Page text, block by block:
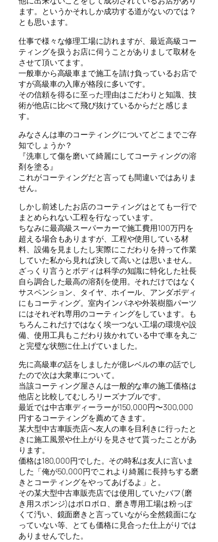
ます。というかそれしか成功する道がないのでは？
とも思います。
仕事で様々な修理工場に訪れますが、最近高級コー
ティングを扱うお店に伺うことがありまして取材を
させて頂いてます。
一般車から高級車まで施工を請け負っているお店で
すが高級車の入庫が格段に多いです。
その信頼を得るに至った理由はこだわりと知識、技
術が他店に比べて飛び抜けているからだと感じま
す。
みなさんは車のコーティングについてどこまでご存
知でしょうか？
『洗車して傷を磨いて綺麗にしてコーティングの溶
剤を塗る』
これがコーティングだと言っても間違いではありま
せん。
しかし前述したお店のコーティングはとても一行で
まとめられない工程を行なっています。
ちなみに最高級スーパーカーで施工費用100万円を
超える場合もありますが、工程や使用している材
料、設備を見ましたし実際にこだわりを持って作業
していた私から見れば決して高いとは思いません。
ざっくり言うとボディは科学の知識に特化した社長
自ら調合した最高の溶剤を使用。それだけではなく
サスペンション、タイヤ、ホイール、アンダボディ
にもコーティング。室内インパネや外装樹脂パーツ
にはそれぞれ専用のコーティングをしています。も
ちろんこれだけではなく埃一つない工場の環境や設
備、使用工具もこだわり抜かれている中で車を丸ご
と完璧な状態に仕上げていました。
先に高級車の話をしましたが億レベルの車の話でし
たので次は大衆車について。
当該コーティング屋さんは一般的な車の施工価格は
他店と比較してむしろリーズナブルです。
最近では中古車ディーラーが150,000円〜300,000
円するコーティングを薦めてきます。
某大型中古車販売店へ友人の車を目利きに行ったと
きに施工風景や仕上がりを見させて貰ったことがあ
ります。
価格は180,000円でした。その時私は友人に言いま
した「俺が50,000円でこれより綺麗に長持ちする磨
きとコーティングをやってあげるよ」と。
その某大型中古車販売店では使用していたバフ(磨
き用スポンジ)はボロボロ、磨き専用工場は粉っぽ
くて汚い、鏡面磨きと言っていながら全然鏡面にな
っていない等、とても価格に見合った仕上がりでは
ありませんでした。